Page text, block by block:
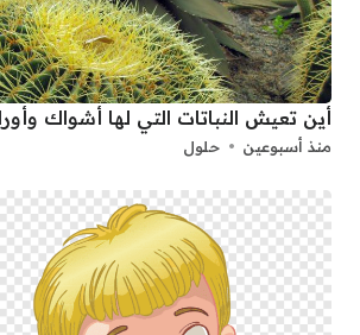
أين تعيش النباتات التي لها أشواك
منذ أسبوعين حلول